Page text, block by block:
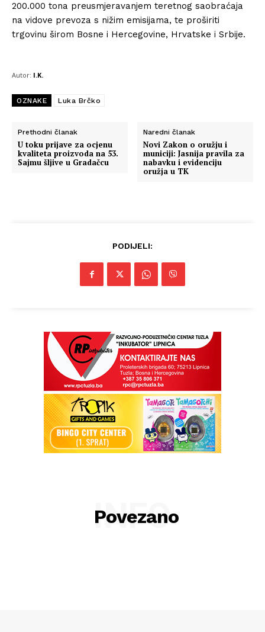
200.000 tona preusmjeravanjem teretnog saobraćaja
na vidove prevoza s nižim emisijama, te proširiti
trgovinu širom Bosne i Hercegovine, Hrvatske i Srbije.
Autor: I.K.
OZNAKE Luka Brčko
Prethodni članak
U toku prijave za ocjenu
kvaliteta proizvoda na 53.
Sajmu šljive u Gradačcu
Naredni članak
Novi Zakon o oružju i
municiji: Jasnija pravila za
nabavku i evidenciju
oružja u TK
PODIJELI:
Povezano
INFO